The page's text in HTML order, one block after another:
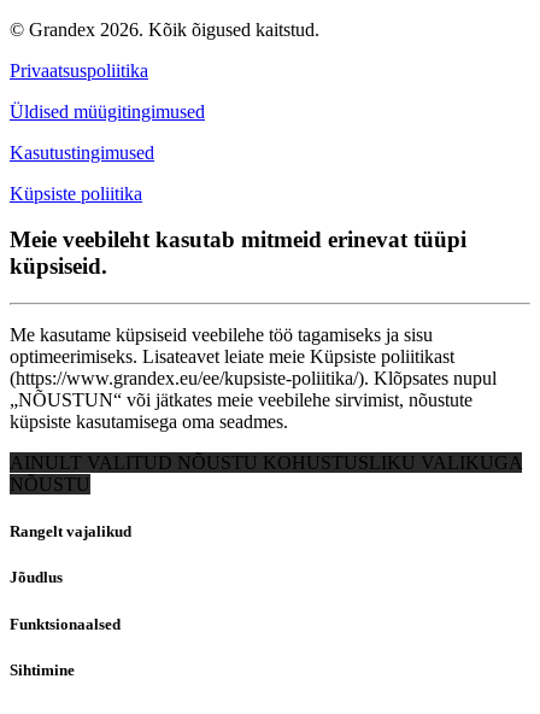
© Grandex 2026. Kõik õigused kaitstud.
Privaatsuspoliitika
Üldised müügitingimused
Kasutustingimused
Küpsiste poliitika
Meie veebileht kasutab mitmeid erinevat tüüpi
küpsiseid.
Me kasutame küpsiseid veebilehe töö tagamiseks ja sisu
optimeerimiseks. Lisateavet leiate meie Küpsiste poliitikast
(https://www.grandex.eu/ee/kupsiste-poliitika/). Klõpsates nupul
„NÕUSTUN“ või jätkates meie veebilehe sirvimist, nõustute
küpsiste kasutamisega oma seadmes.
AINULT VALITUD NÕUSTU KOHUSTUSLIKU VALIKUGA
NÕUSTU
Rangelt vajalikud
Jõudlus
Funktsionaalsed
Sihtimine